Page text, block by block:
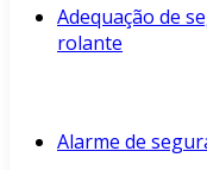
Adequação de
rolante
Alarme de